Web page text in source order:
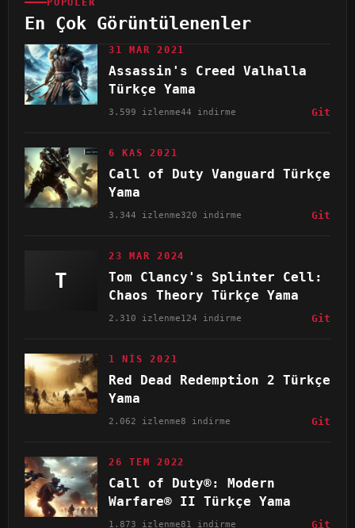
POPÜLER
En Çok Görüntülenenler
31 MAR 2021
Assassin's Creed Valhalla
Türkçe Yama
3.599 izlenme44 indirme Git
6 KAS 2021
Call of Duty Vanguard Türkçe
Yama
3.344 izlenme320 indirme Git
T
23 MAR 2024
Tom Clancy's Splinter Cell:
Chaos Theory Türkçe Yama
2.310 izlenme124 indirme Git
1 NIS 2021
Red Dead Redemption 2 Türkçe
Yama
2.062 izlenme8 indirme Git
26 TEM 2022
Call of Duty®: Modern
Warfare® II Türkçe Yama
1.873 izlenme81 indirme Git